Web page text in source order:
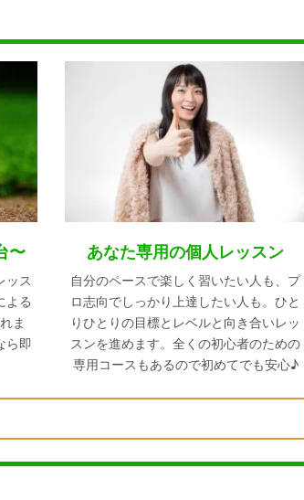
〜
ッス
よる
ま
ら即
あなた専用の個人レッスン
自分のペースで楽しく習いたい人も、プ
ロ志向でしっかり上達したい人も。ひと
りひとりの目標とレベルと向き合いレッ
スンを進めます。全くの初心者のための
専用コースもあるので初めてでも安心♪